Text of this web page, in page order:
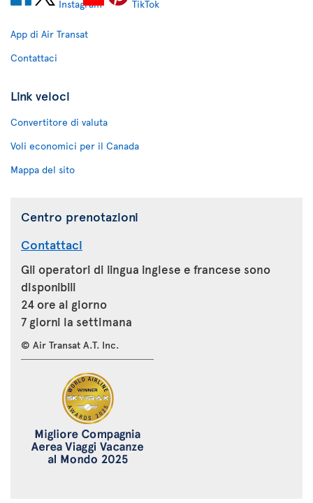
App di Air Transat
Contattaci
Link veloci
Convertitore di valuta
Voli economici per il Canada
Mappa del sito
Centro prenotazioni
Contattaci
Gli operatori di lingua inglese e francese sono
disponibili
24 ore al giorno
7 giorni la settimana
© Air Transat A.T. Inc.